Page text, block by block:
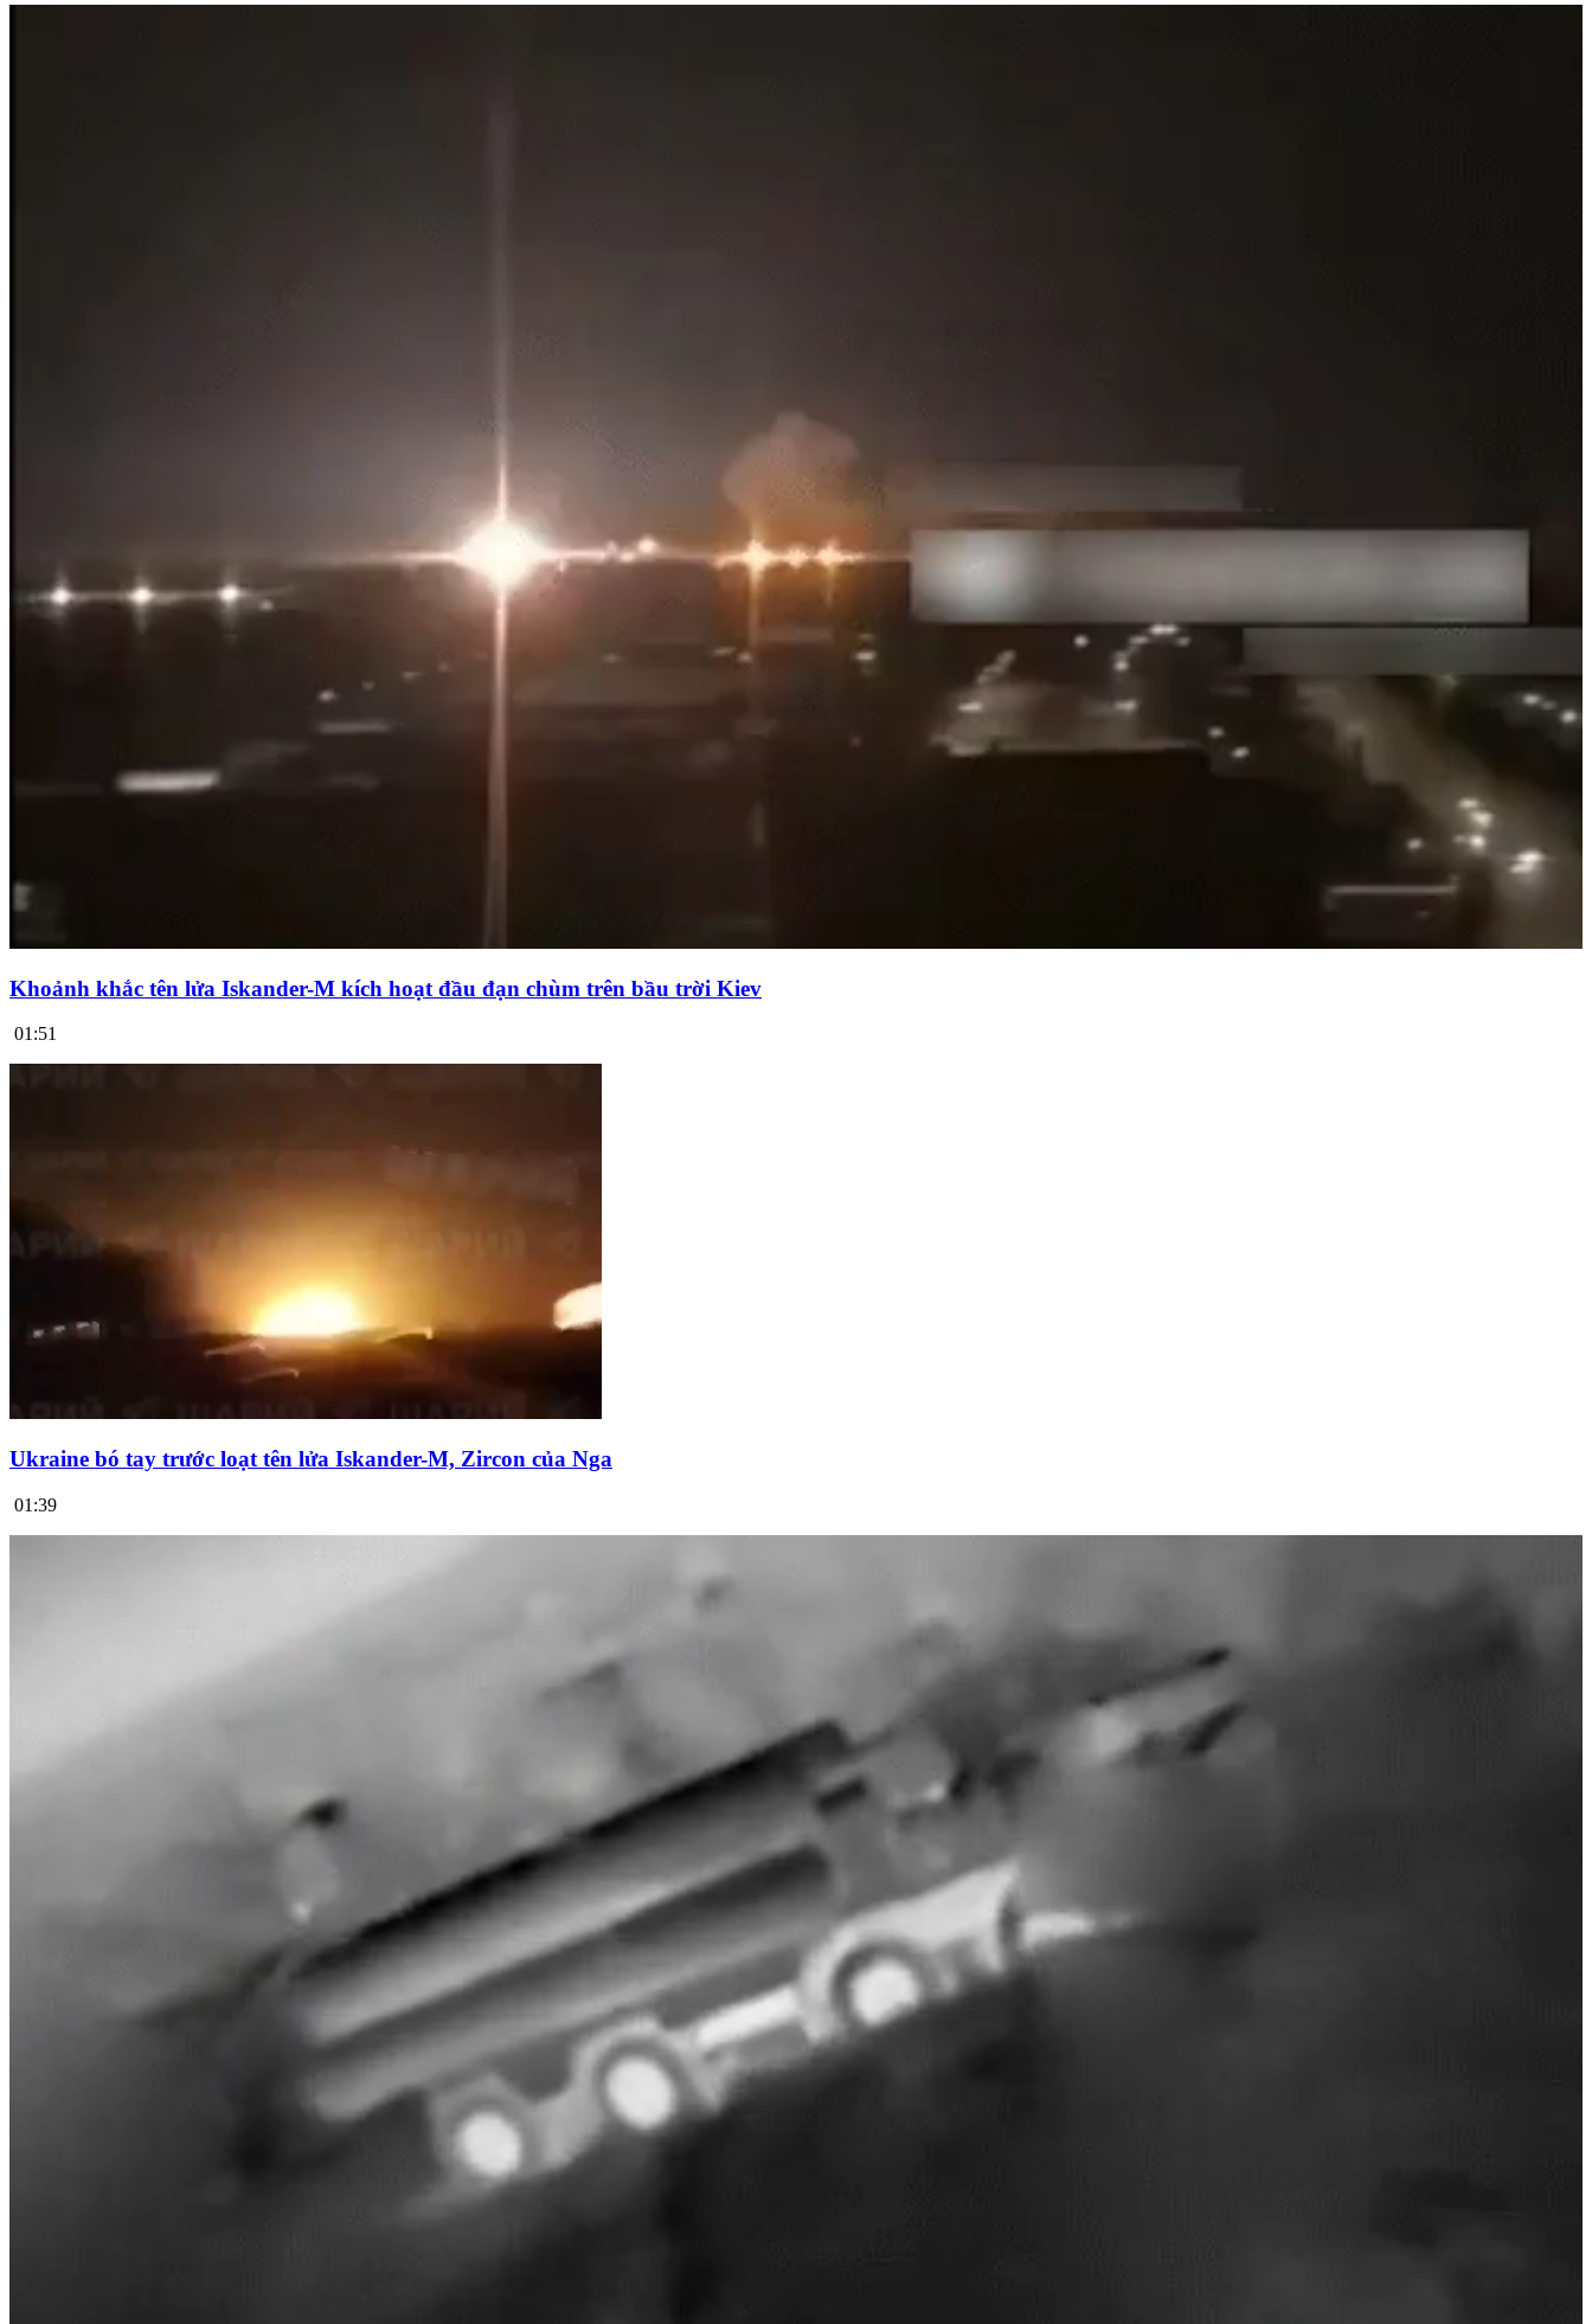
Khoảnh khắc tên lửa Iskander-M kích hoạt đầu đạn chùm trên bầu trời Kiev
01:51
Ukraine bó tay trước loạt tên lửa Iskander-M, Zircon của Nga
01:39